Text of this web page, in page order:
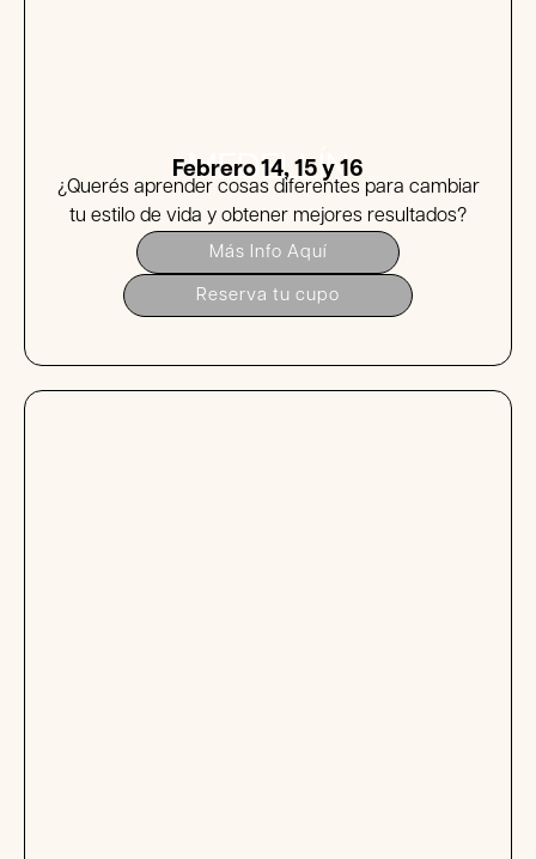
MEDELLÍN
Febrero 14, 15 y 16
¿Querés aprender cosas diferentes para cambiar
tu estilo de vida y obtener mejores resultados?
Más Info Aquí
Reserva tu cupo